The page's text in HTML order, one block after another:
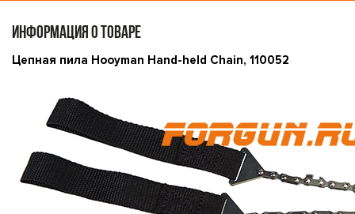
ИНФОРМАЦИЯ О ТОВАРЕ
Цепная пила Hooyman Hand-held Chain, 110052